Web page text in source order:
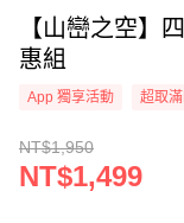
【山巒之空】
惠組
App 獨享活動 超取
NT$1,950
NT$1,499